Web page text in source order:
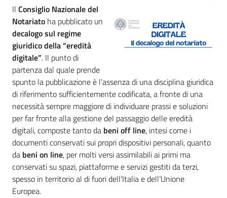
Introduzione
Il Consiglio Nazionale del
Notariato ha pubblicato un
decalogo sul regime
giuridico della “eredità
digitale”. Il punto di
partenza dal quale prende
spunto la pubblicazione è l’assenza di una disciplina giuridica
di riferimento sufficientemente codificata, a fronte di una
necessità sempre maggiore di individuare prassi e soluzioni
per far fronte alla gestione del passaggio delle eredità
digitali, composte tanto da beni off line, intesi come i
documenti conservati sui propri dispositivi personali, quanto
da beni on line, per molti versi assimilabili ai primi ma
conservati su spazi, piattaforme e servizi gestiti da terzi,
spesso in territorio al di fuori dell’Italia e dell’Unione
Europea.